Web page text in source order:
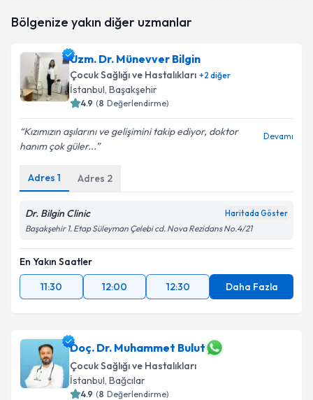
takvimi talebi oluşturun. Size bu uzmandan randevu
bilgilendireceğiz.
E-posta Adresiniz
Kişisel verilerimin işlenmesine ilişkin
kapsamda işlenmesini kabul ediyorum.
Takvim Talebini Gönder
Bölgenize yakın diğer uzmanlar
Uzm. Dr. Münevver Bilgin
Çocuk Sağlığı ve Hastalıkları +2 diğer
İstanbul, Başakşehir
4.9 (8 Değerlendirme)
Kızımızın aşılarını ve gelişimini takip ediyor, doktor
hanım çok güler...
Devamı
Adres 1 Adres 2
Dr. Bilgin Clinic Haritada Göster
Başakşehir 1. Etap Süleyman Çelebi cd. Nova Rezidans No.4/21
En Yakın Saatler
11:30
12:00 12:30 Daha Fazla
Doç. Dr. Muhammet Bulut
Çocuk Sağlığı ve Hastalıkları
İstanbul, Bağcılar
4.9 (8 Değerlendirme)